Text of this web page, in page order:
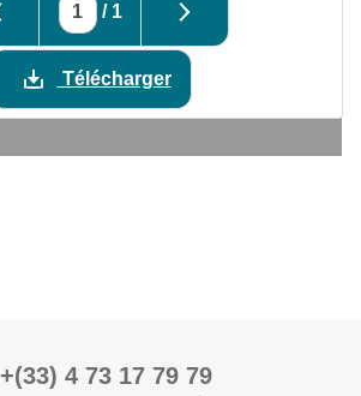
/ 1
Télécharger
+(33) 4 73 17 79 79